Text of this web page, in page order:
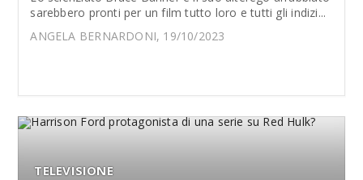
sarebbero pronti per un film tutto loro e tutti gli indizi...
ANGELA BERNARDONI, 19/10/2023
TELEVISIONE